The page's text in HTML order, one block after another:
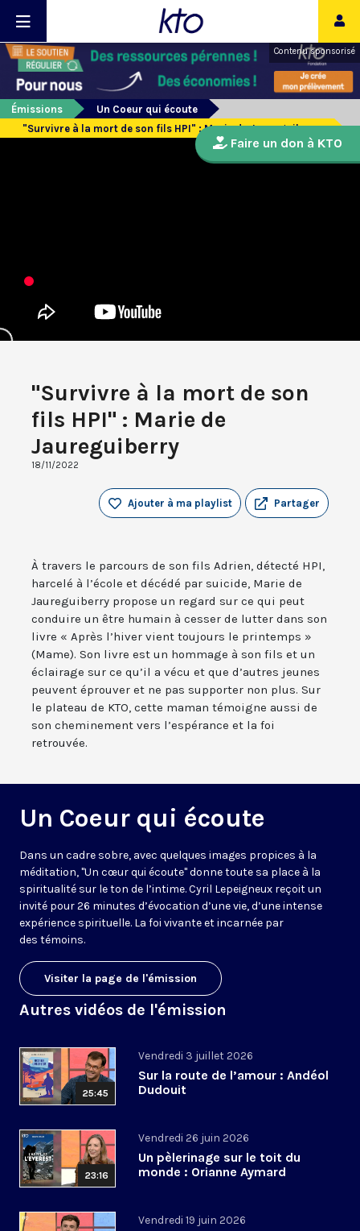
Contenu sponsorisé
Émissions
Un Coeur qui écoute
"Survivre à la mort de son fils HPI" : Marie de Jaureguiberry
"Survivre à la mort de son
fils HPI" : Marie de
Jaureguiberry
18/11/2022
Partager
Ajouter à ma playlist
À travers le parcours de son fils Adrien, détecté HPI,
harcelé à l’école et décédé par suicide, Marie de
Jaureguiberry propose un regard sur ce qui peut
conduire un être humain à cesser de lutter dans son
livre « Après l’hiver vient toujours le printemps »
(Mame). Son livre est un hommage à son fils et un
éclairage sur ce qu’il a vécu et que d’autres jeunes
peuvent éprouver et ne pas supporter non plus. Sur
le plateau de KTO, cette maman témoigne aussi de
son cheminement vers l’espérance et la foi
retrouvée.
Un Coeur qui écoute
Dans un cadre sobre, avec quelques images propices à la
méditation, "Un cœur qui écoute" donne toute sa place à la
spiritualité sur le ton de l’intime. Cyril Lepeigneux reçoit un
invité pour 26 minutes d’évocation d’une vie, d’une intense
expérience spirituelle. La foi vivante et incarnée par
des témoins.
Visiter la page de l'émission
Autres vidéos de l'émission
25:45
Vendredi 3 juillet 2026
Sur la route de l’amour : Andéol
Dudouit
23:16
Vendredi 26 juin 2026
Un pèlerinage sur le toit du
monde : Orianne Aymard
Vendredi 19 juin 2026
Faire un don à KTO